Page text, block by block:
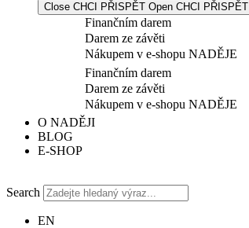
Close CHCI PŘISPĚT Open CHCI PŘISPĚT
Finančním darem
Darem ze závěti
Nákupem v e-shopu NADĚJE
Finančním darem
Darem ze závěti
Nákupem v e-shopu NADĚJE
O NADĚJI
BLOG
E-SHOP
Search
EN